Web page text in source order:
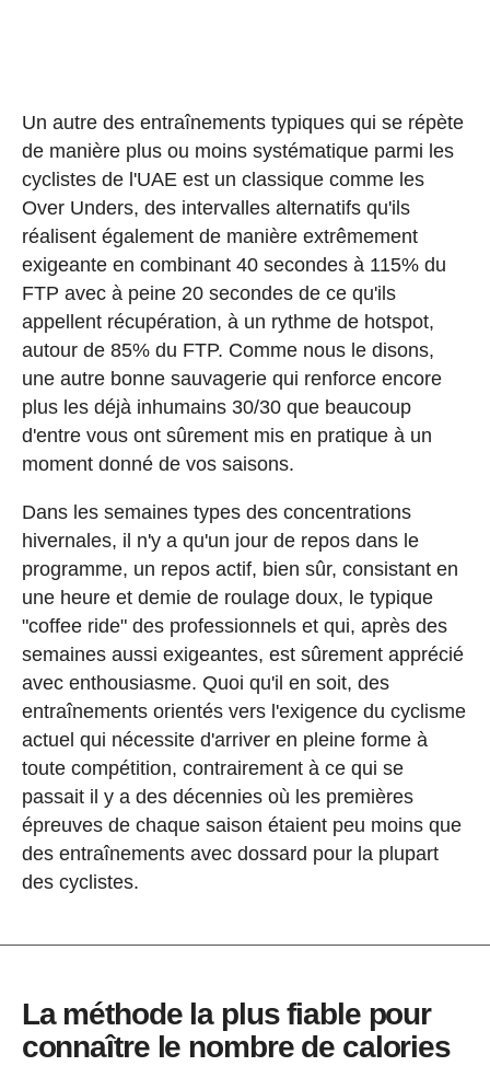
Un autre des entraînements typiques qui se répète
de manière plus ou moins systématique parmi les
cyclistes de l'UAE est un classique comme les
Over Unders, des intervalles alternatifs qu'ils
réalisent également de manière extrêmement
exigeante en combinant 40 secondes à 115% du
FTP avec à peine 20 secondes de ce qu'ils
appellent récupération, à un rythme de hotspot,
autour de 85% du FTP. Comme nous le disons,
une autre bonne sauvagerie qui renforce encore
plus les déjà inhumains 30/30 que beaucoup
d'entre vous ont sûrement mis en pratique à un
moment donné de vos saisons.
Dans les semaines types des concentrations
hivernales, il n'y a qu'un jour de repos dans le
programme, un repos actif, bien sûr, consistant en
une heure et demie de roulage doux, le typique
"coffee ride" des professionnels et qui, après des
semaines aussi exigeantes, est sûrement apprécié
avec enthousiasme. Quoi qu'il en soit, des
entraînements orientés vers l'exigence du cyclisme
actuel qui nécessite d'arriver en pleine forme à
toute compétition, contrairement à ce qui se
passait il y a des décennies où les premières
épreuves de chaque saison étaient peu moins que
des entraînements avec dossard pour la plupart
des cyclistes.
La méthode la plus fiable pour
connaître le nombre de calories